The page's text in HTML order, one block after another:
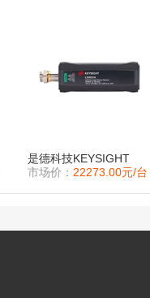
是德科技KEYSIGHT
L2057XA 功率传感器
市场价： 22273.00元/台